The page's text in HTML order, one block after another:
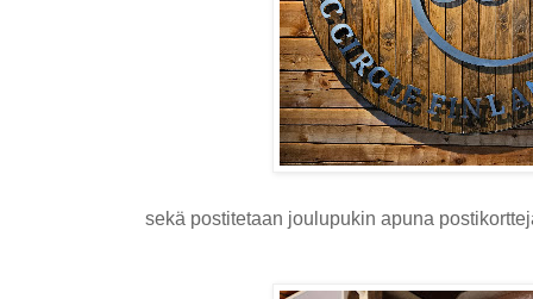
sekä postitetaan joulupukin apuna